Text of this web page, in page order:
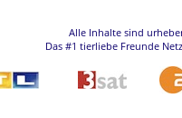
Alle Inhalte sind
Das #1 tierliebe Freunde